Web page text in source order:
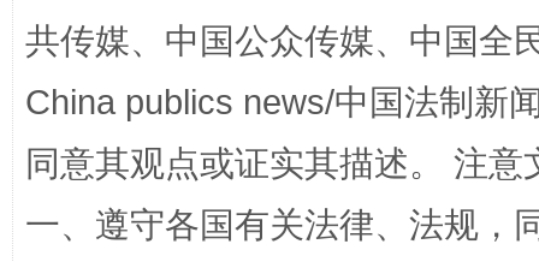
共传媒、中国公众传媒、中国全
China publics news/中国法制新
同意其观点或证实其描述。 注
一、遵守各国有关法律、法规，